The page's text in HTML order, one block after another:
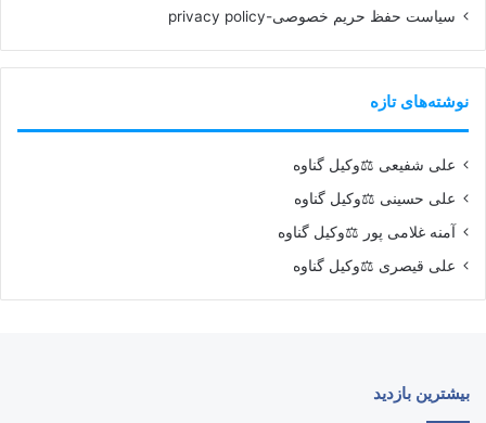
سیاست حفظ حریم خصوصی-privacy policy
نوشته‌های تازه
علی شفیعی ⚖️وکیل گناوه
علی حسینی ⚖️وکیل گناوه
آمنه غلامی پور ⚖️وکیل گناوه
علی قیصری ⚖️وکیل گناوه
بیشترین بازدید